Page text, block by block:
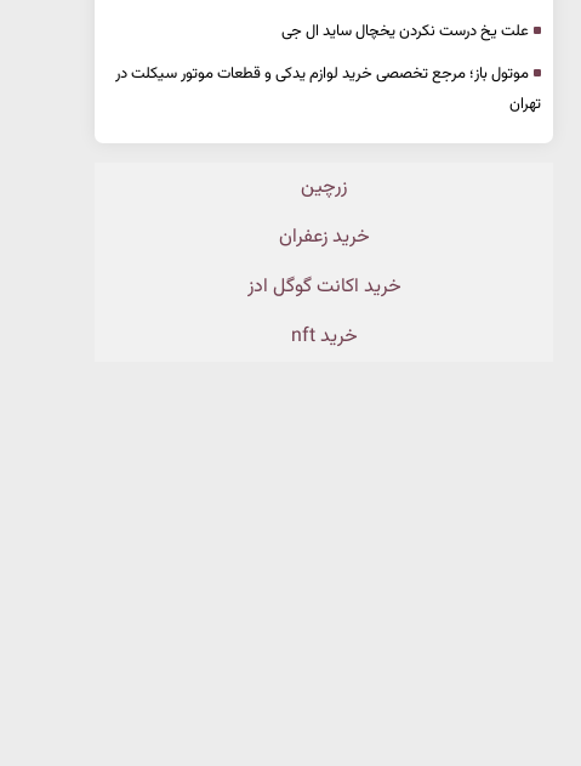
علت یخ درست نکردن یخچال ساید ال جی
موتول باز؛ مرجع تخصصی خرید لوازم یدکی و قطعات موتور سیکلت در
تهران
زرچین
خرید زعفران
خرید اکانت گوگل ادز
خرید nft